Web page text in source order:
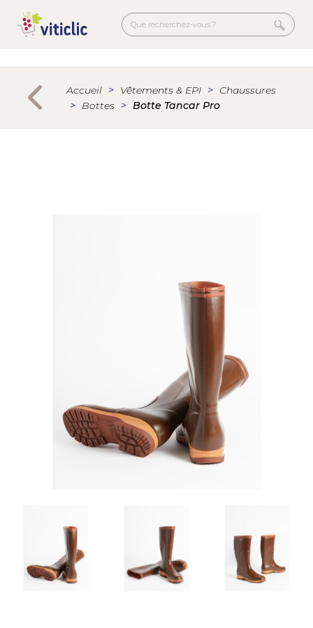
contenu
Accueil Vêtements & EPI
Chaussures
Bottes
Botte Tancar Pro